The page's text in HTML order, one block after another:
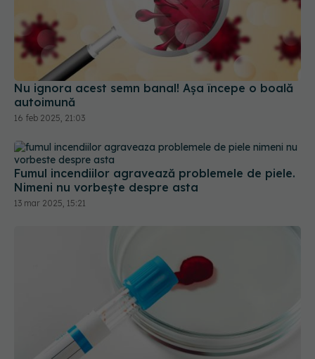
Nu ignora acest semn banal! Așa începe o boală
autoimună
16 feb 2025, 21:03
Fumul incendiilor agravează problemele de piele.
Nimeni nu vorbește despre asta
13 mar 2025, 15:21